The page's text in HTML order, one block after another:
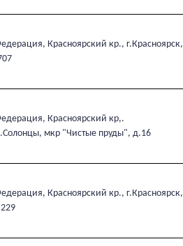
Красноярский кр., г.Красноярск,
Красноярский кр,.
мкр "Чистые пруды", д.16
Красноярский кр., г.Красноярск,